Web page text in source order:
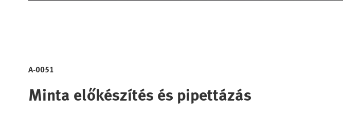
A-0051
Minta előkészítés és pipettázás